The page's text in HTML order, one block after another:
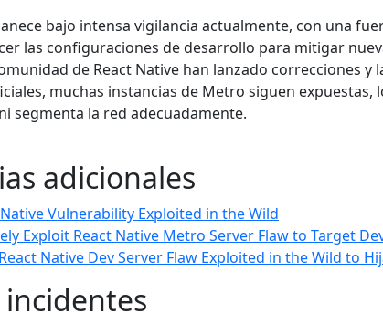
bajo intensa vigilancia actualmente, con una
las configuraciones de desarrollo para mitigar
de React Native han lanzado correcciones y
muchas instancias de Metro siguen expuestas,
segmenta la red adecuadamente.
adicionales
Vulnerability Exploited in the Wild
Exploit React Native Metro Server Flaw to Target
Native Dev Server Flaw Exploited in the Wild to